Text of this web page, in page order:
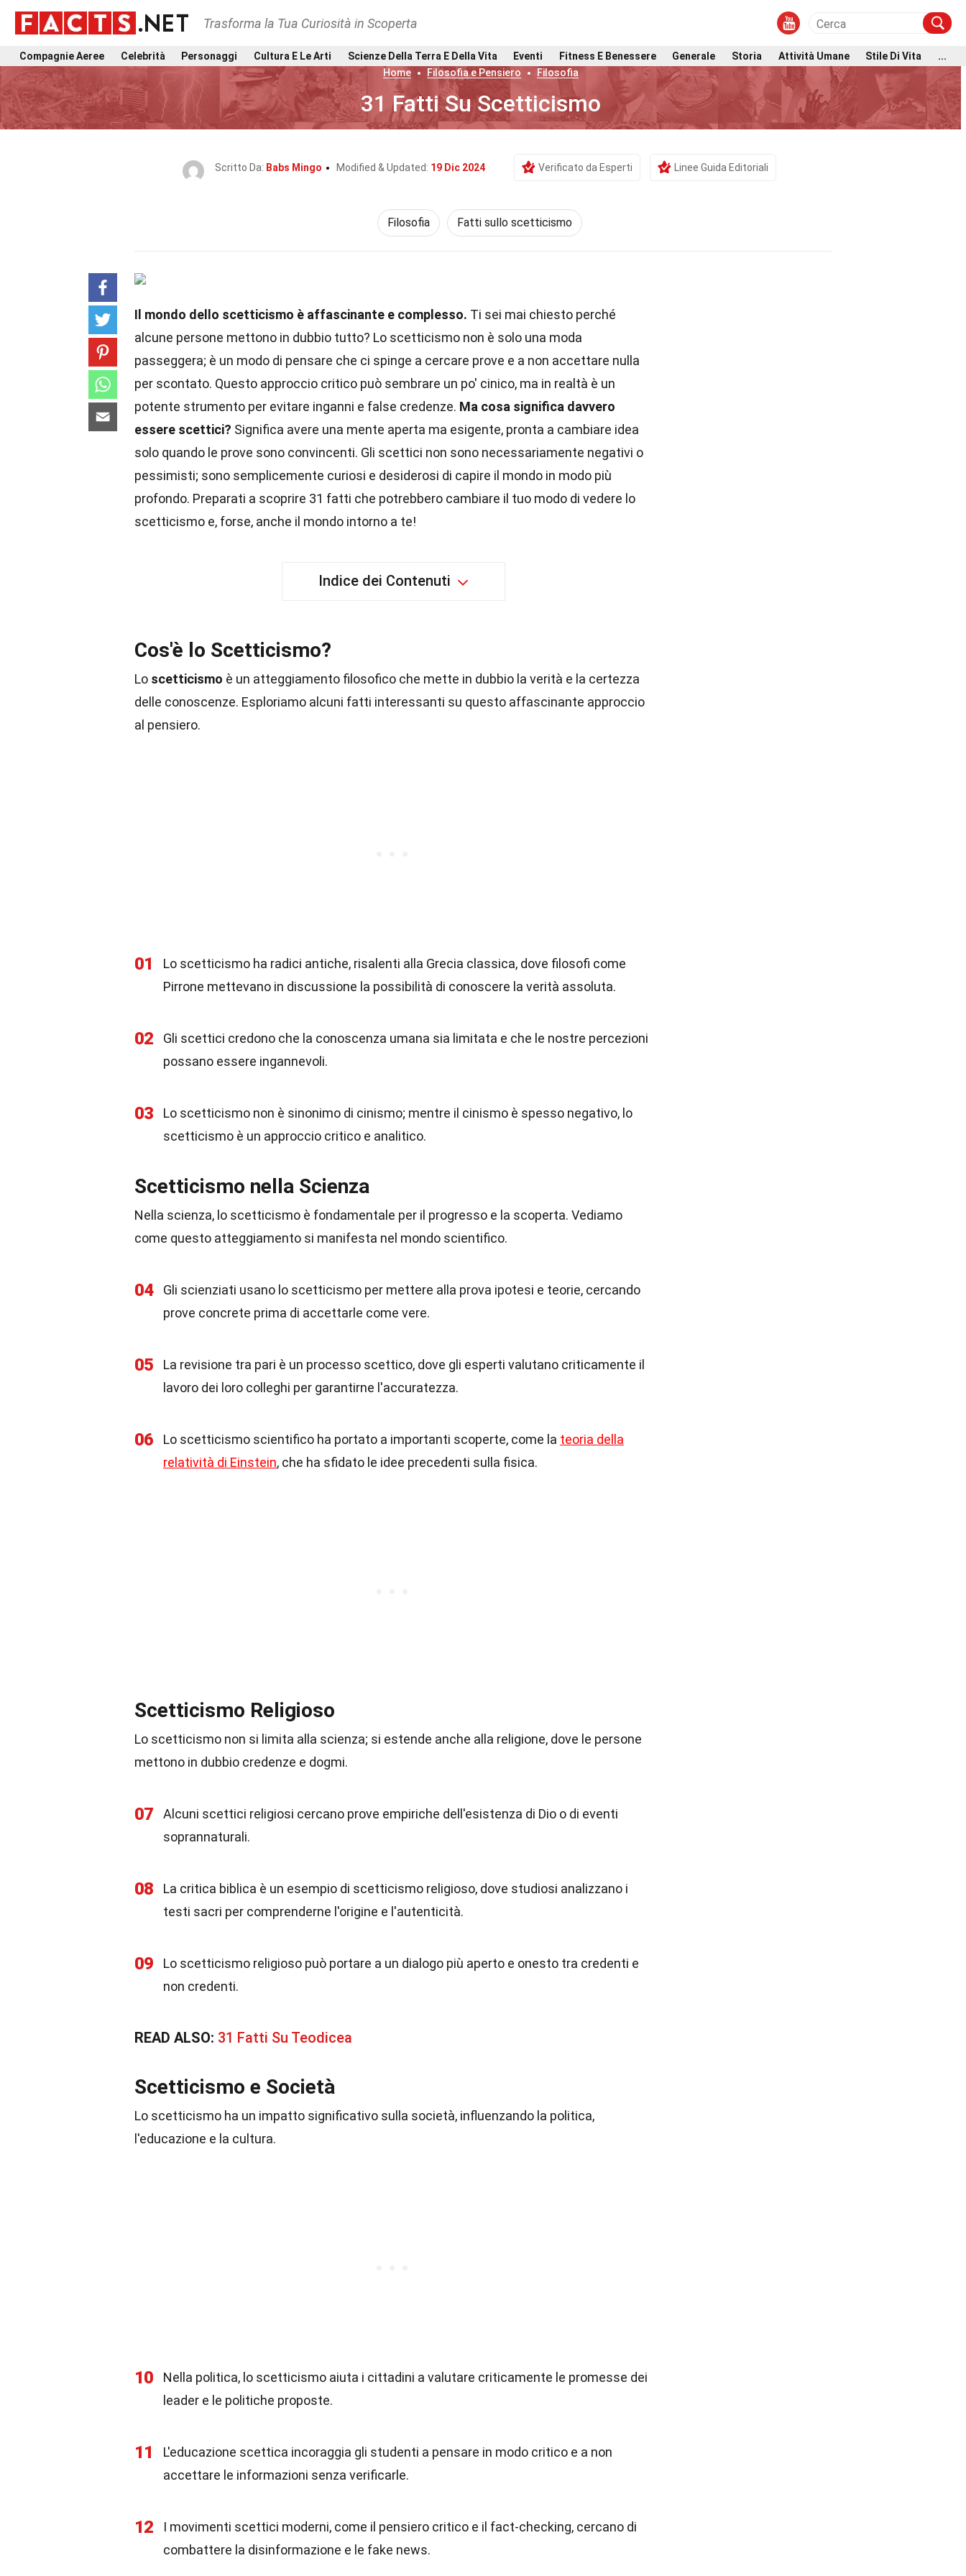
Trasforma la Tua Curiosità in Scoperta
Compagnie Aeree Celebrità Personaggi Cultura E Le Arti Scienze Della Terra E Della Vita Eventi Fitness E Benessere Generale Storia Attività Umane Stile Di Vita
...
Home
Filosofia e Pensiero Filosofia
31 Fatti Su Scetticismo
Scritto Da: Babs Mingo Modified & Updated: 19 Dic 2024 Verificato da Esperti Linee Guida Editoriali
Filosofia Fatti sullo scetticismo
Il mondo dello scetticismo è affascinante e complesso. Ti sei mai chiesto perché
alcune persone mettono in dubbio tutto? Lo scetticismo non è solo una moda
passeggera; è un modo di pensare che ci spinge a cercare prove e a non accettare nulla
per scontato. Questo approccio critico può sembrare un po' cinico, ma in realtà è un
potente strumento per evitare inganni e false credenze. Ma cosa significa davvero
essere scettici? Significa avere una mente aperta ma esigente, pronta a cambiare idea
solo quando le prove sono convincenti. Gli scettici non sono necessariamente negativi o
pessimisti; sono semplicemente curiosi e desiderosi di capire il mondo in modo più
profondo. Preparati a scoprire 31 fatti che potrebbero cambiare il tuo modo di vedere lo
scetticismo e, forse, anche il mondo intorno a te!
Indice dei Contenuti
Cos'è lo Scetticismo?
Lo scetticismo è un atteggiamento filosofico che mette in dubbio la verità e la certezza
delle conoscenze. Esploriamo alcuni fatti interessanti su questo affascinante approccio
al pensiero.
01
Lo scetticismo ha radici antiche, risalenti alla Grecia classica, dove filosofi come
Pirrone mettevano in discussione la possibilità di conoscere la verità assoluta.
02
Gli scettici credono che la conoscenza umana sia limitata e che le nostre percezioni
possano essere ingannevoli.
03
Lo scetticismo non è sinonimo di cinismo; mentre il cinismo è spesso negativo, lo
scetticismo è un approccio critico e analitico.
Scetticismo nella Scienza
Nella scienza, lo scetticismo è fondamentale per il progresso e la scoperta. Vediamo
come questo atteggiamento si manifesta nel mondo scientifico.
04
Gli scienziati usano lo scetticismo per mettere alla prova ipotesi e teorie, cercando
prove concrete prima di accettarle come vere.
05
La revisione tra pari è un processo scettico, dove gli esperti valutano criticamente il
lavoro dei loro colleghi per garantirne l'accuratezza.
06 Lo scetticismo scientifico ha portato a importanti scoperte, come la teoria della
relatività di Einstein, che ha sfidato le idee precedenti sulla fisica.
Scetticismo Religioso
Lo scetticismo non si limita alla scienza; si estende anche alla religione, dove le persone
mettono in dubbio credenze e dogmi.
07
Alcuni scettici religiosi cercano prove empiriche dell'esistenza di Dio o di eventi
soprannaturali.
08
La critica biblica è un esempio di scetticismo religioso, dove studiosi analizzano i
testi sacri per comprenderne l'origine e l'autenticità.
09
Lo scetticismo religioso può portare a un dialogo più aperto e onesto tra credenti e
non credenti.
READ ALSO: 31 Fatti Su Teodicea
Scetticismo e Società
Lo scetticismo ha un impatto significativo sulla società, influenzando la politica,
l'educazione e la cultura.
10
Nella politica, lo scetticismo aiuta i cittadini a valutare criticamente le promesse dei
leader e le politiche proposte.
11
L'educazione scettica incoraggia gli studenti a pensare in modo critico e a non
accettare le informazioni senza verificarle.
12
I movimenti scettici moderni, come il pensiero critico e il fact-checking, cercano di
combattere la disinformazione e le fake news.